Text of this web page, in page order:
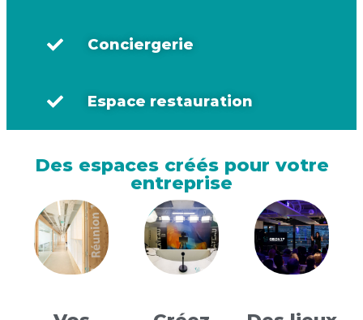
Conciergerie
Espace restauration
Des espaces créés pour votre
entreprise